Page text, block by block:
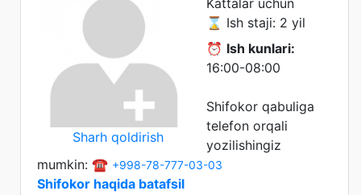
Sharh qoldirish
Kattalar uchun
⌛ Ish staji: 2 yil
⏰ Ish kunlari:
16:00-08:00
Shifokor qabuliga
telefon orqali
yozilishingiz
mumkin: ☎️ +998-78-777-03-03
Shifokor haqida batafsil